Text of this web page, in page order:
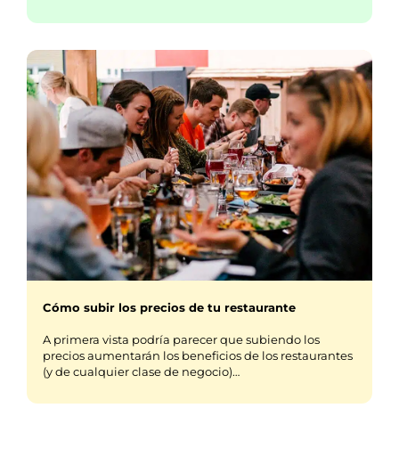
Cómo subir los precios de tu restaurante
A primera vista podría parecer que subiendo los
precios aumentarán los beneficios de los restaurantes
(y de cualquier clase de negocio)…